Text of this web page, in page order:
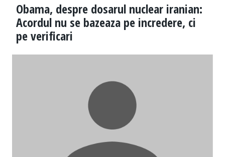
Obama, despre dosarul nuclear iranian:
Acordul nu se bazeaza pe incredere, ci
pe verificari